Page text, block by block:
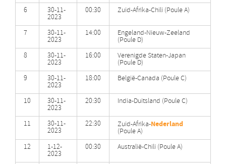
6 30-11-
2023
00:30 Zuid-Afrika-Chili (Poule A)
7 30-11-
2023
14:00 Engeland-Nieuw-Zeeland
(Poule D)
8
30-11-
2023
16:00 Verenigde Staten-Japan
(Poule D)
9
30-11-
2023
18:00 België-Canada (Poule C)
10 30-11-
2023
20:30 India-Duitsland (Poule C)
11 30-11-
2023
22:30 Zuid-Afrika-Nederland
(Poule A)
12
1-12-
2023
00:30 Australië-Chili (Poule A)